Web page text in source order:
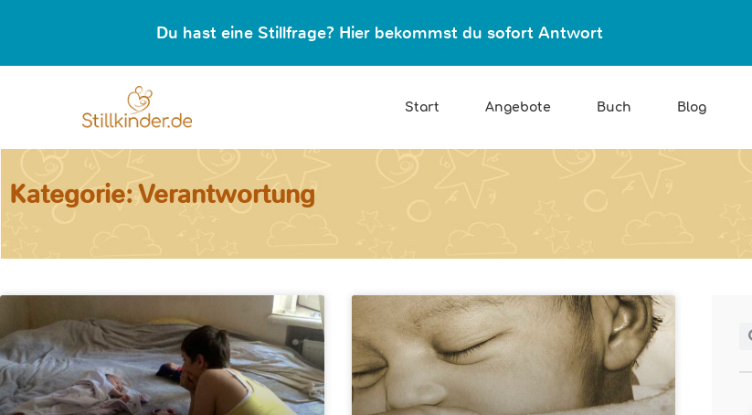
Du hast eine Stillfrage? Hier bekommst du sofort Antwort
Start Angebote Buch Blog
Kategorie: Verantwortung